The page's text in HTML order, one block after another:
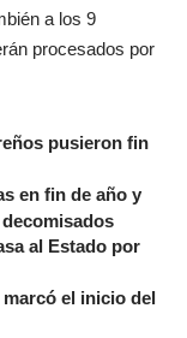
a los 9
procesados por
pusieron fin
en fin de año y
al Estado por
el inicio del